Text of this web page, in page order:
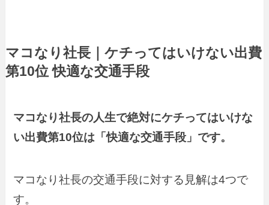
マコなり社長｜ケチってはいけない出費
第10位 快適な交通手段
マコなり社長の人生で絶対にケチってはいけな
い出費第10位は「快適な交通手段」です。
マコなり社長の交通手段に対する見解は4つで
す。